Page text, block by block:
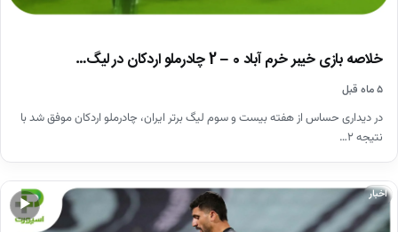
خلاصه بازی خیبر خرم آباد 0 – 2 چادرملو اردکان در لیگ…
۵ ماه قبل
در دیداری حساس از هفته بیست و سوم لیگ برتر ایران، چادرملو اردکان موفق شد با
نتیجه ۲…
▶
اخبار